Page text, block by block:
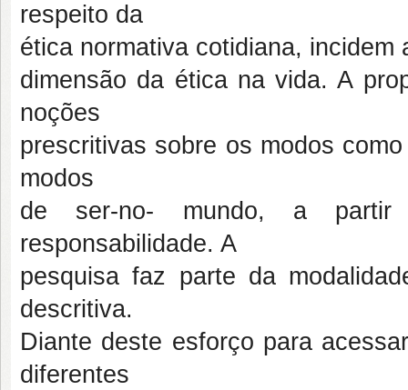
respeito da
ética normativa cotidiana,
dimensão da ética na vida. A
noções
prescritivas sobre os modos
modos
de ser-no- mundo, a partir
responsabilidade. A
pesquisa faz parte da
descritiva.
Diante deste esforço para
diferentes